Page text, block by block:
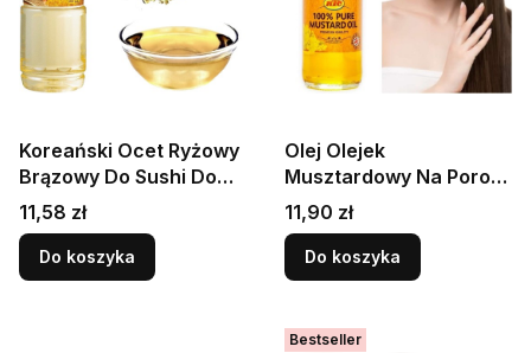
Koreański Ocet Ryżowy
Brązowy Do Sushi Do
Sałatek i Marynat 500ml
SEMPIO
Cena
11,58 zł
Do koszyka
Olej Olejek
Musztardowy Na Porost
Włosów Skóra Mustard
Oil Hair 250ml KTC
Cena
11,90 zł
Do koszyka
Bestseller